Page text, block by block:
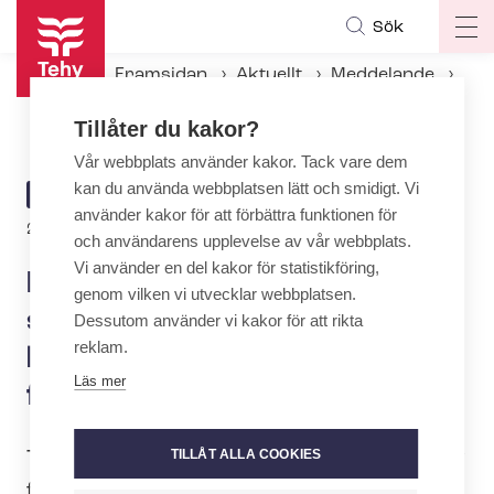
Hoppa
huvudinnehåll
Sök
Framsidan Aktuellt
Meddelande
ARTICLE
CATEGORY
MEDDELANDE
2.6.2026 | 14:30
Nytt kollektivavtal för akut­
sjuk­vårds­bran­schen –
lönerna stiger med allmänna
förhöjningar
Tehys styrelse har godkänt resultatet av
Tillåter du kakor?
Vår webbplats använder kakor. Tack vare dem
kan du använda webbplatsen lätt och smidigt. Vi
använder kakor för att förbättra funktionen för
och användarens upplevelse av vår webbplats.
Vi använder en del kakor för statistikföring,
genom vilken vi utvecklar webbplatsen.
Dessutom använder vi kakor för att rikta
reklam.
Läs mer
TILLÅT ALLA COOKIES